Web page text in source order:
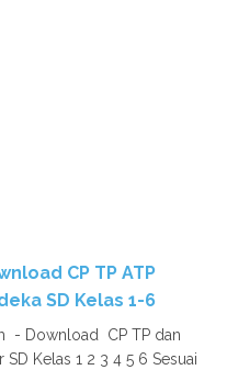
CP TP ATP
SD Kelas 1-6
- Download CP TP dan
Kelas 1 2 3 4 5 6 Sesuai